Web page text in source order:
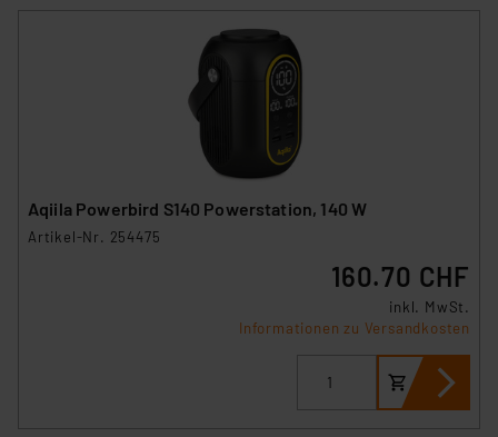
Aqiila Powerbird S140 Powerstation, 140 W
Artikel-Nr. 254475
160.70 CHF
inkl. MwSt.
Informationen zu Versandkosten